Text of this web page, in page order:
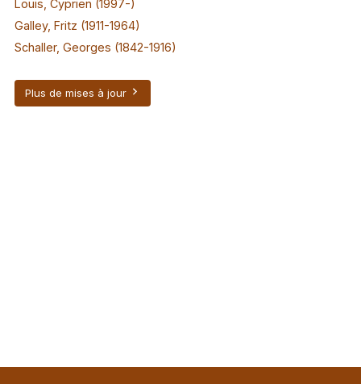
Louis, Cyprien (1997-)
Galley, Fritz (1911-1964)
Schaller, Georges (1842-1916)
Plus de mises à jour